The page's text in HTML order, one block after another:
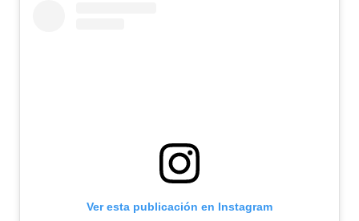
Ver esta publicación en Instagram